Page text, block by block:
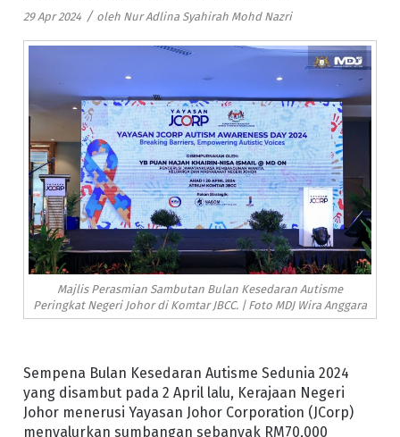
29 Apr 2024 / oleh Nur Adlina Syahirah Mohd Nazri
Majlis Perasmian Sambutan Bulan Kesedaran Autisme
Peringkat Negeri Johor di Komtar JBCC. | Foto MDJ Wira Anggara
Sempena Bulan Kesedaran Autisme Sedunia 2024
yang disambut pada 2 April lalu, Kerajaan Negeri
Johor menerusi Yayasan Johor Corporation (JCorp)
menyalurkan sumbangan sebanyak RM70,000